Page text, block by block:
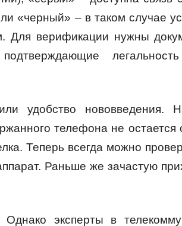
«черный» – в таком случае
Для верификации нужны
удобство нововведения.
телефона не остается
Теперь всегда можно
Раньше же зачастую
эксперты в